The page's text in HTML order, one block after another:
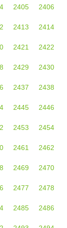
2405 2406
2413 2414
2421 2422
2429 2430
2437 2438
2445 2446
2453 2454
2461 2462
2469 2470
2477 2478
2485 2486